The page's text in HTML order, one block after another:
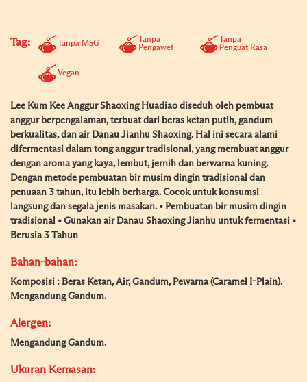
Tag: Tanpa MSG
Tanpa
Pengawet
Tanpa
Penguat Rasa
Vegan
Lee Kum Kee Anggur Shaoxing Huadiao diseduh oleh pembuat
anggur berpengalaman, terbuat dari beras ketan putih, gandum
berkualitas, dan air Danau Jianhu Shaoxing. Hal ini secara alami
difermentasi dalam tong anggur tradisional, yang membuat anggur
dengan aroma yang kaya, lembut, jernih dan berwarna kuning.
Dengan metode pembuatan bir musim dingin tradisional dan
penuaan 3 tahun, itu lebih berharga. Cocok untuk konsumsi
langsung dan segala jenis masakan. • Pembuatan bir musim dingin
tradisional • Gunakan air Danau Shaoxing Jianhu untuk fermentasi •
Berusia 3 Tahun
Bahan-bahan:
Komposisi : Beras Ketan, Air, Gandum, Pewarna (Caramel I-Plain).
Mengandung Gandum.
Alergen:
Mengandung Gandum.
Ukuran Kemasan: